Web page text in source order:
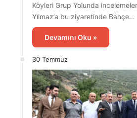
Köyleri Grup Yolunda
Yılmaz’a bu ziyaretinde Bahçe…
Devamını Oku »
30 Temmuz